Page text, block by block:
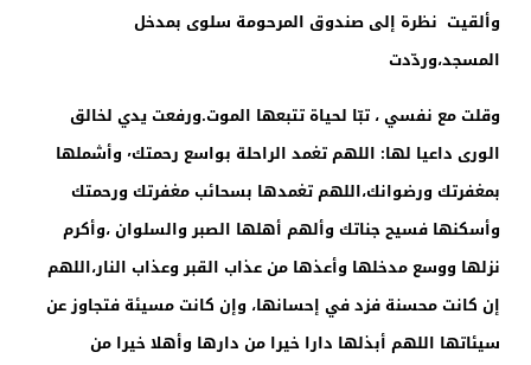
وألقيت نظرة إلى صندوق المرحومة سلوى بمدخل
المسجد،وردّدت
وقلت مع نفسي ، تبّا لحياة تتبعها الموت.ورفعت يدي لخالق
الورى داعيا لها: اللهم تغمد الراحلة بواسع رحمتك٬ وأشملها
بمغفرتك ورضوانك،اللهم تغمدها بسحائب مغفرتك ورحمتك
وأسكنها فسيح جناتك وألهم أهلها الصبر والسلوان ،وأكرم
نزلها ووسع مدخلها وأعذها من عذاب القبر وعذاب النار،اللهم
إن كانت محسنة فزد في إحسانها، وإن كانت مسيئة فتجاوز عن
سيئاتها اللهم أبذلها دارا خيرا من دارها وأهلا خيرا من